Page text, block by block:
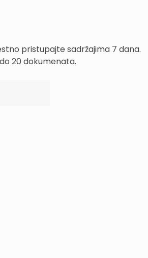
pristupajte sadržajima 7 dana.
20 dokumenata.